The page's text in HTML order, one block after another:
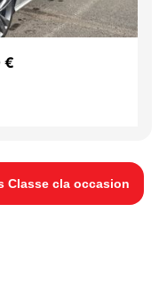
€
Classe cla occasion